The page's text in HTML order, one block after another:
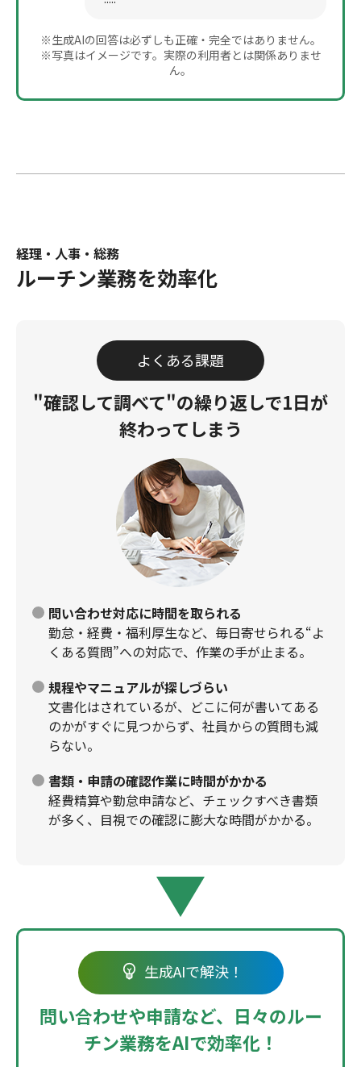
※生成AIの回答は必ずしも正確・完全ではありません。
※写真はイメージです。実際の利用者とは関係ありませ
ん。
経理・人事・総務
ルーチン業務を効率化
よくある課題
"確認して調べて"の繰り返しで1日が
終わってしまう
問い合わせ対応に時間を取られる
勤怠・経費・福利厚生など、毎日寄せられる“よ
くある質問”への対応で、作業の手が止まる。
規程やマニュアルが探しづらい
文書化はされているが、どこに何が書いてある
のかがすぐに見つからず、社員からの質問も減
らない。
書類・申請の確認作業に時間がかかる
経費精算や勤怠申請など、チェックすべき書類
が多く、目視での確認に膨大な時間がかかる。
生成AIで解決！
問い合わせや申請など、 日々のルー
チン業務をAIで効率化！